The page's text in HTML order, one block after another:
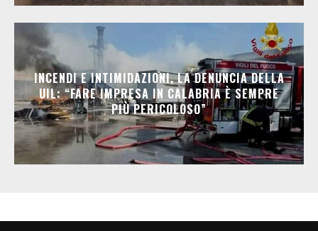
INCENDI E INTIMIDAZIONI, LA DENUNCIA DELLA
UIL: “FARE IMPRESA IN CALABRIA È SEMPRE
PIÙ PERICOLOSO”